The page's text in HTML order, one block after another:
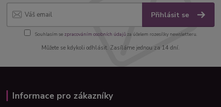
Přihlásit se
Souhlasím se zpracováním osobních údajůza účelem rozesílky newsletteru.
Můžete se kdykoli odhlásit. Zasíláme jednou za 14 dní.
Informace pro zákazníky